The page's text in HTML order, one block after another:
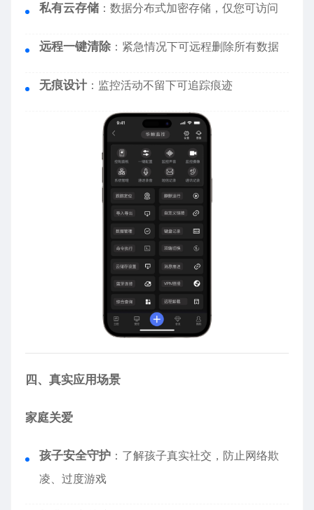
私有云存储 ：数据分布式加密存储，仅您可访问
远程一键清除 ：紧急情况下可远程删除所有数据
无痕设计 ：监控活动不留下可追踪痕迹
四、真实应用场景
家庭关爱
孩子安全守护 ：了解孩子真实社交，防止网络欺
凌、过度游戏